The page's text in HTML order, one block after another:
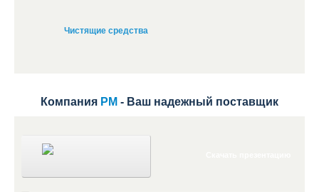
Чистящие средства
Компания РМ - Ваш надежный поставщик